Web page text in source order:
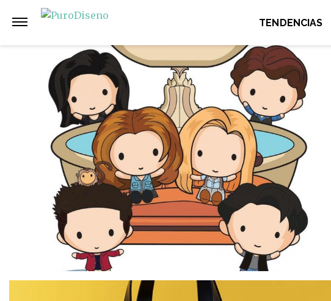
TENDENCIAS
Anterior Siguiente